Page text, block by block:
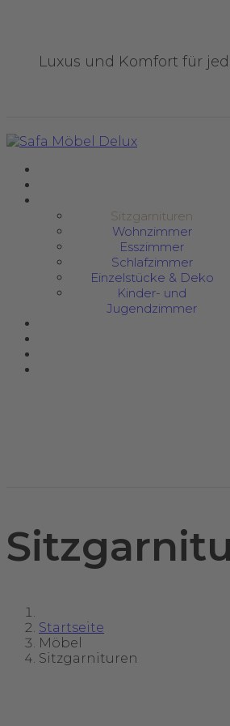
Luxus und Komfort für
Sitzgarnituren
Wohnzimmer
Esszimmer
Schlafzimmer
Einzelstücke & Deko
Kinder- und
Jugendzimmer
Startseite
Möbel
Sitzgarnituren